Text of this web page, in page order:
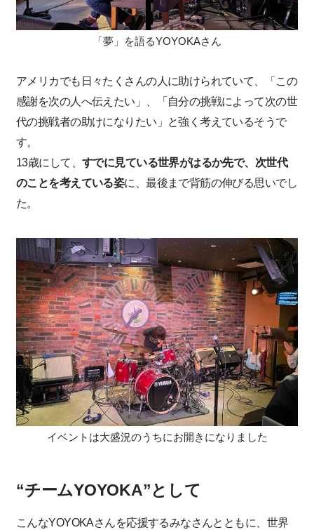
「夢」を語るYOYOKAさん
アメリカでも日々たくさんの人に助けられていて、「この
感謝を次の人へ伝えたい」、「自分の挑戦によって次の世
代の挑戦者の助けになりたい」と強く考えているそうで
す。
13歳にして、 すでに見ている世界がはるか先で、次世代
のことを考えている姿に、最後まで背筋の伸びる思いでし
た。
イベントは大盛況のうちにお開きになりました
“チームYOYOKA”として
こんなYOYOKAさんを応援するみなさんとともに、世界